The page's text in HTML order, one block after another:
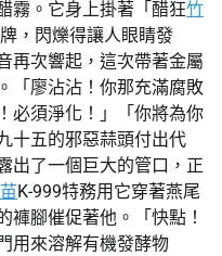
霧。它身上掛著「醋狂竹
，閃爍得讓人眼睛發
再次響起，這次帶著金屬
「廖沾沾！你那充滿腐敗
必須淨化！」「你將為你
十五的邪惡蒜頭付出代
出了一個巨大的管口，正
K-999特務用它穿著燕尾
褲腳催促著他。「快點！
用來溶解有機發酵物